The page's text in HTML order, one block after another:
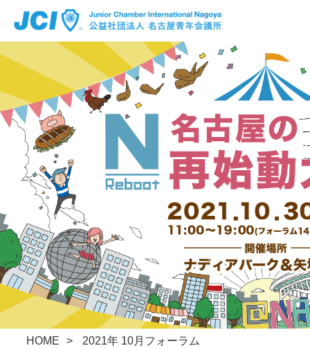
公益社団法人 名古屋青年会議所
Facebook Instagram x
HOME 2021年 10月フォーラム